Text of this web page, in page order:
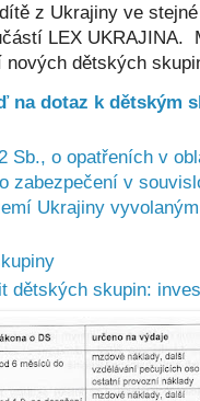
z Ukrajiny ve
LEX UKRAJINA.
nových dětských
na dotaz k dětským
Sb., o opatřeních v
zabezpečení v
Ukrajiny
dětských skupin: